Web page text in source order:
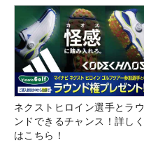
ネクストヒロイン選手とラウ
ンドできるチャンス！詳しく
はこちら！